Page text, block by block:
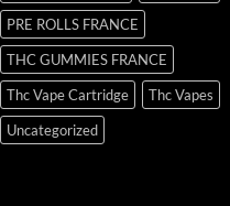
PRE ROLLS FRANCE
THC GUMMIES FRANCE
Thc Vape Cartridge
Thc Vapes
Uncategorized